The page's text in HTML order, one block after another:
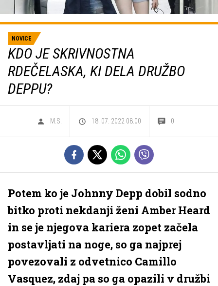
NOVICE
KDO JE SKRIVNOSTNA
RDEČELASKA, KI DELA DRUŽBO
DEPPU?
M.S. 18. 07. 2022 08.00 0
Potem ko je Johnny Depp dobil sodno
bitko proti nekdanji ženi Amber Heard
in se je njegova kariera zopet začela
postavljati na noge, so ga najprej
povezovali z odvetnico Camillo
Vasquez, zdaj pa so ga opazili v družbi